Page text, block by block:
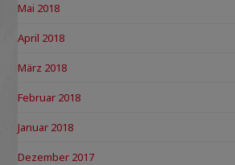
Mai 2018
April 2018
März 2018
Februar 2018
Januar 2018
Dezember 2017